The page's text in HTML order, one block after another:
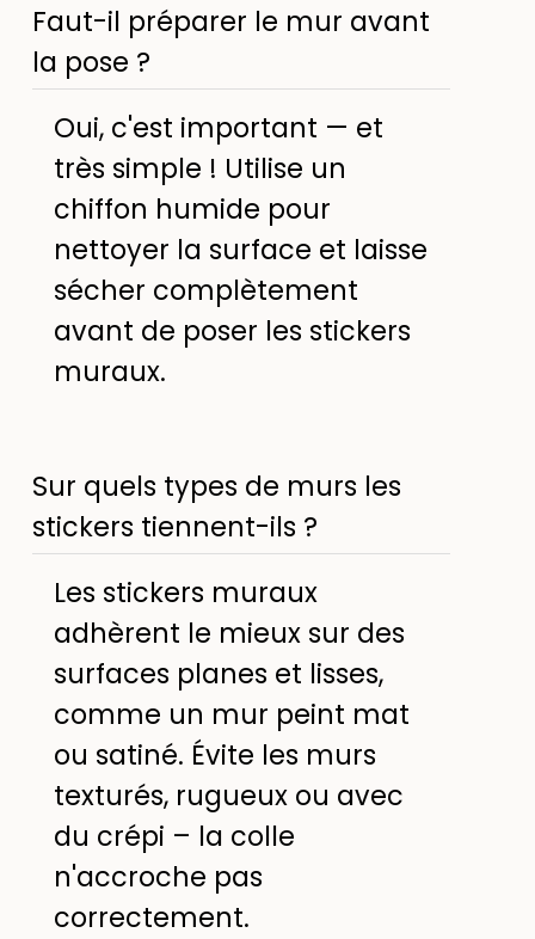
Faut-il préparer le mur avant
la pose ?
Oui, c'est important — et
très simple ! Utilise un
chiffon humide pour
nettoyer la surface et laisse
sécher complètement
avant de poser les stickers
muraux.
Sur quels types de murs les
stickers tiennent-ils ?
Les stickers muraux
adhèrent le mieux sur des
surfaces planes et lisses,
comme un mur peint mat
ou satiné. Évite les murs
texturés, rugueux ou avec
du crépi – la colle
n'accroche pas
correctement.